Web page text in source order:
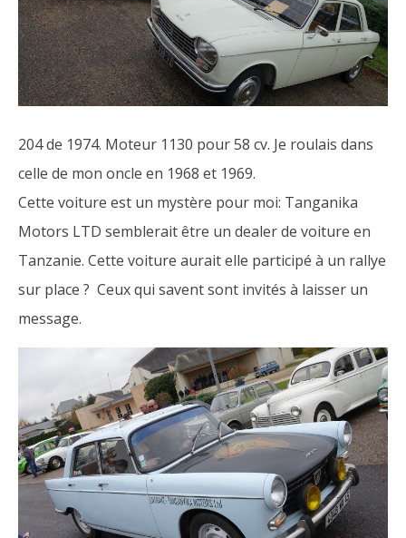
204 de 1974. Moteur 1130 pour 58 cv. Je roulais dans
celle de mon oncle en 1968 et 1969.
Cette voiture est un mystère pour moi: Tanganika
Motors LTD semblerait être un dealer de voiture en
Tanzanie. Cette voiture aurait elle participé à un rallye
sur place ? Ceux qui savent sont invités à laisser un
message.